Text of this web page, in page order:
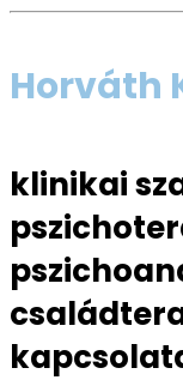
Horváth
klinikai